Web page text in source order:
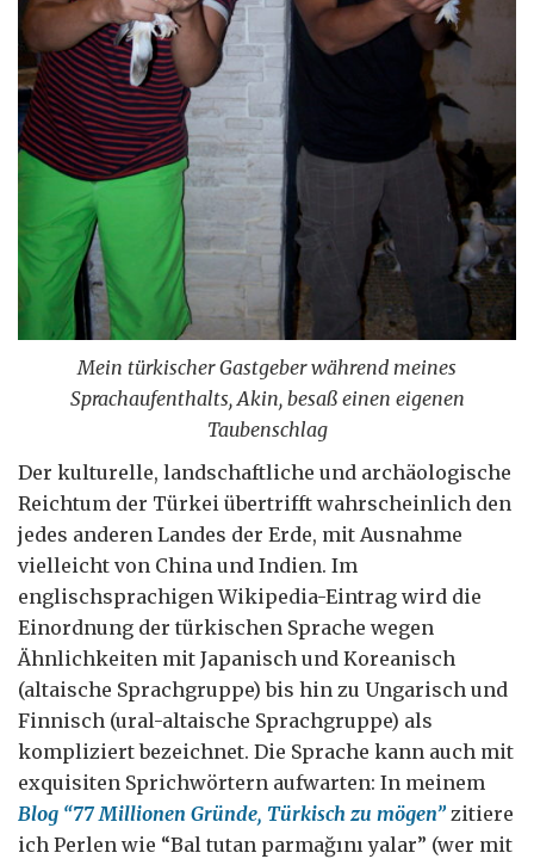
Mein türkischer Gastgeber während meines
Sprachaufenthalts, Akin, besaß einen eigenen
Taubenschlag
Der kulturelle, landschaftliche und archäologische
Reichtum der Türkei übertrifft wahrscheinlich den
jedes anderen Landes der Erde, mit Ausnahme
vielleicht von China und Indien. Im
englischsprachigen Wikipedia-Eintrag wird die
Einordnung der türkischen Sprache wegen
Ähnlichkeiten mit Japanisch und Koreanisch
(altaische Sprachgruppe) bis hin zu Ungarisch und
Finnisch (ural-altaische Sprachgruppe) als
kompliziert bezeichnet. Die Sprache kann auch mit
exquisiten Sprichwörtern aufwarten: In meinem
Blog “77 Millionen Gründe, Türkisch zu mögen” zitiere
ich Perlen wie “Bal tutan parmağını yalar” (wer mit